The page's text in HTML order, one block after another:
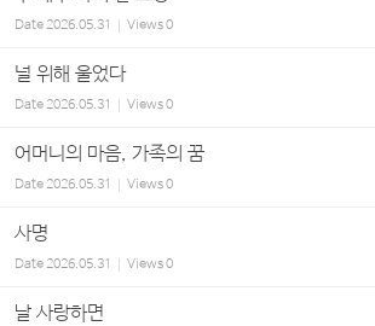
Date2026.05.31 Views0
널 위해 울었다
Date2026.05.31 Views0
어머니의 마음, 가족의 꿈
Date2026.05.31 Views0
사명
Date2026.05.31 Views0
날 사랑하면